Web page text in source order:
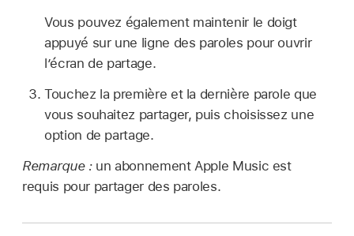
Vous pouvez également maintenir le doigt
appuyé sur une ligne des paroles pour ouvrir
l’écran de partage.
Touchez la première et la dernière parole que
vous souhaitez partager, puis choisissez une
option de partage.
Remarque : un abonnement Apple Music est
requis pour partager des paroles.